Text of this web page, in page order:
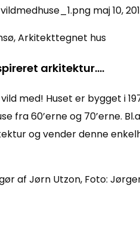
maj 10,
arkitektur….
med! Huset er bygget i
fra 60’erne og 70’erne.
og vender denne
af Jørn Utzon, Foto: